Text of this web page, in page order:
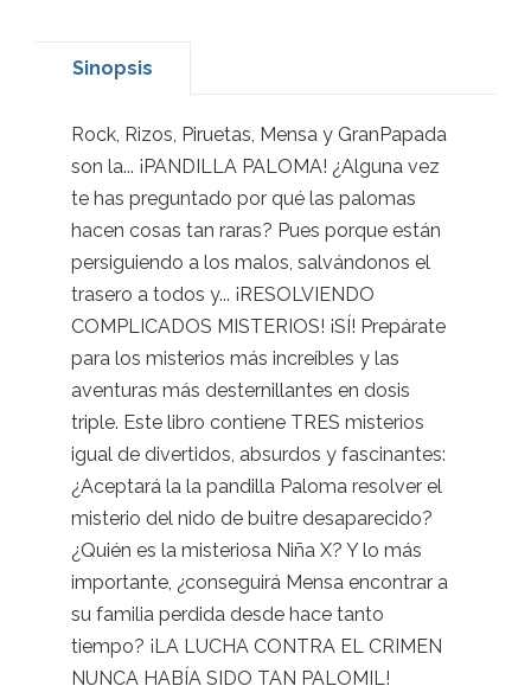
Sinopsis
Rock, Rizos, Piruetas, Mensa y GranPapada
son la... ¡PANDILLA PALOMA! ¿Alguna vez
te has preguntado por qué las palomas
hacen cosas tan raras? Pues porque están
persiguiendo a los malos, salvándonos el
trasero a todos y... ¡RESOLVIENDO
COMPLICADOS MISTERIOS! ¡SÍ! Prepárate
para los misterios más increíbles y las
aventuras más desternillantes en dosis
triple. Este libro contiene TRES misterios
igual de divertidos, absurdos y fascinantes:
¿Aceptará la la pandilla Paloma resolver el
misterio del nido de buitre desaparecido?
¿Quién es la misteriosa Niña X? Y lo más
importante, ¿conseguirá Mensa encontrar a
su familia perdida desde hace tanto
tiempo? ¡LA LUCHA CONTRA EL CRIMEN
NUNCA HABÍA SIDO TAN PALOMIL!